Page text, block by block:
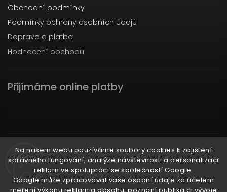
Na našem webu používáme soubory cookies k zajištění
správného fungování, analýze návštěvnosti a personalizaci
reklam ve spolupráci se společností Google.
Google může zpracovávat vaše osobní údaje za účelem
Obchodní podmínky
Podmínky ochrany osobních údajů
Doprava a platba
Hodnocení obchodu
Přijímáme online platby
Instagram